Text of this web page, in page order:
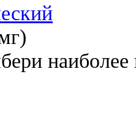
наиболее